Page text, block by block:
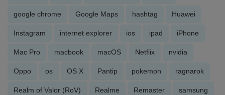
google chrome Google Maps hashtag Huawei
Instagram internet explorer ios ipad iPhone
Mac Pro macbook macOS Netflix nvidia
Oppo os OS X Pantip pokemon ragnarok
Realm of Valor (RoV) Realme Remaster samsung